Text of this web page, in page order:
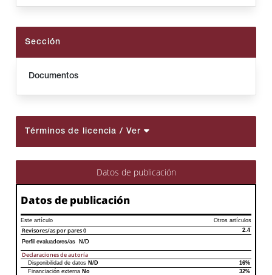
Sección
Documentos
Términos de licencia/ Ver
Datos de publicación
Datos de publicación
Este artículo Otros artículos
Revisores/as por pares0 2.4
Perfil evaluadores/as N/D
Declaraciones de autoría
Declaraciones de autoríaEste artículo
Disponibilidad de datos N/D
16%
Financiación externa No
32%